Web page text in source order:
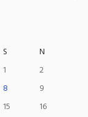
S
N
1
2
8
9
15
16